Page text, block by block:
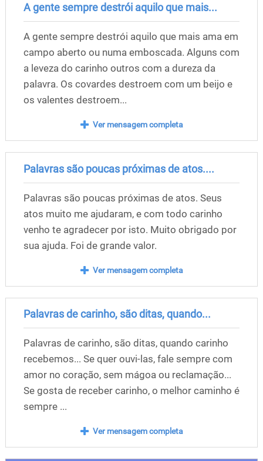
A gente sempre destrói aquilo que mais...
A gente sempre destrói aquilo que mais ama em
campo aberto ou numa emboscada. Alguns com
a leveza do carinho outros com a dureza da
palavra. Os covardes destroem com um beijo e
os valentes destroem...
Ver mensagem completa
Palavras são poucas próximas de atos....
Palavras são poucas próximas de atos. Seus
atos muito me ajudaram, e com todo carinho
venho te agradecer por isto. Muito obrigado por
sua ajuda. Foi de grande valor.
Ver mensagem completa
Palavras de carinho, são ditas, quando...
Palavras de carinho, são ditas, quando carinho
recebemos... Se quer ouvi-las, fale sempre com
amor no coração, sem mágoa ou reclamação...
Se gosta de receber carinho, o melhor caminho é
sempre ...
Ver mensagem completa